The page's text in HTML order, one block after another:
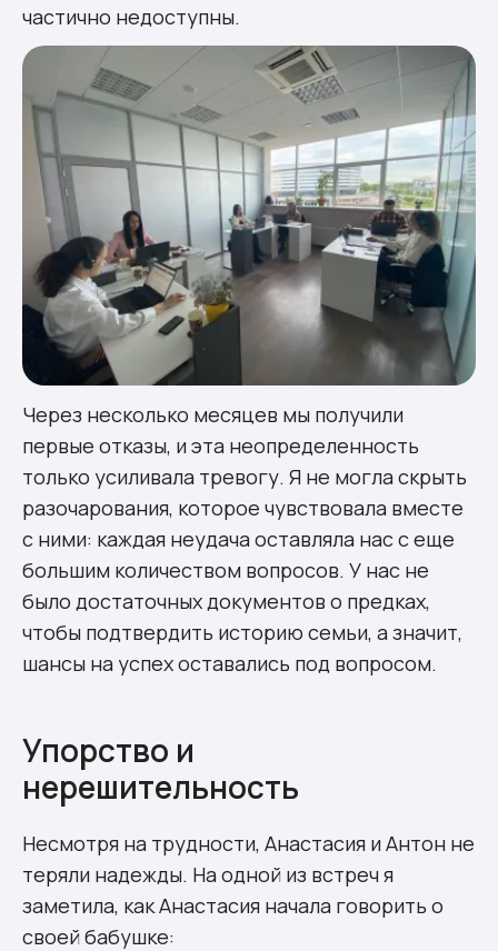
частично недоступны.
Через несколько месяцев мы получили
первые отказы, и эта неопределенность
только усиливала тревогу. Я не могла скрыть
разочарования, которое чувствовала вместе
с ними: каждая неудача оставляла нас с еще
большим количеством вопросов. У нас не
было достаточных документов о предках,
чтобы подтвердить историю семьи, а значит,
шансы на успех оставались под вопросом.
Упорство и
нерешительность
Несмотря на трудности, Анастасия и Антон не
теряли надежды. На одной из встреч я
заметила, как Анастасия начала говорить о
своей бабушке: